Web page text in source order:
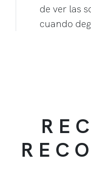
de ver las
cuando